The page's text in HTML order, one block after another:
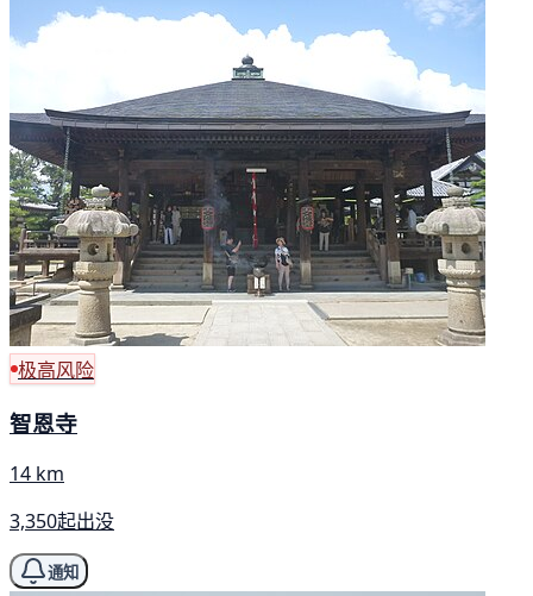
极高风险
智恩寺
14 km
3,350起出没
通知